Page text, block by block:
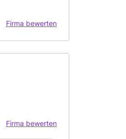
Firma bewerten
Firma bewerten